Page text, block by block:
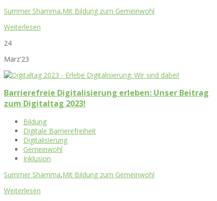
Summer Shamma,Mit Bildung zum Gemeinwohl
Weiterlesen
24
März'23
Barrierefreie Digitalisierung erleben: Unser Beitrag
zum Digitaltag 2023!
Bildung
Digitale Barrierefreiheit
Digitalisierung
Gemeinwohl
Inklusion
Summer Shamma,Mit Bildung zum Gemeinwohl
Weiterlesen